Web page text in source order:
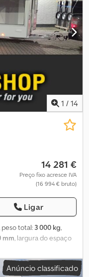
1 / 14
14 281 €
Preço fixo acresce IVA
(16 994 € bruto)
Ligar
peso total: 3 000 kg,
mm, largura do espaço
para inspecionar o
diretamente na nossa
Anúncio classificado